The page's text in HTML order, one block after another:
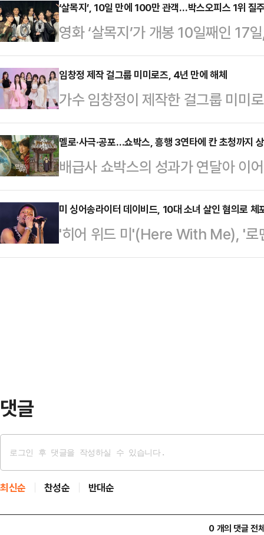
시기는 미정"이라고 말했다.'두 번
보도에 대해서도 "기존 입장과 달
서는 여전히 정해진 바가 없다"고
시그널'이 오는 6월을 비롯해 하절
대는 애플TV+ '파친코'가 채울 예
‘살목지’, 10일 만에 100만 관객…박스오피스 1위 질
영화 ‘살목지’가 개봉 10일째인 17
회 통합전산망에 따르면 ‘살목지’
어서며 손익분기점 달성에 이어 흥
한 영화 ‘변신’ 이후 호러 장르 가
작 ‘프로젝트 헤일메리’보다도 빠
스오피스 1위를 유지하며 안정적
는 손익분기점 돌파를 기념해 귀신
임창정 제작 걸그룹 미미로즈, 4년 만에 해체
가수 임창정이 제작한 걸그룹 미미
난 16일 개인 SNS를 통해 “긴 논
동 종료를 직접 알렸다. 이어 “소속
게 됐다”고 전하며 팬들에게 미안
“지금까지 미미로즈의 여정을 함께
지아 또한 탈퇴 소식을 전하며 팀
창정이 프로듀싱한 걸그룹으로 데
알려지며…
멜로·사극·공포…쇼박스, 흥행 3연타에 칸 초청까지
배급사 쇼박스의 성과가 연달아 이
만들어내며 극장가 침체 국면에서
‘군체’의 칸 영화제 초청까지 더해
개봉한 ‘살목지’는 개봉 7일 째 손
만 1078명을 기록 중이다. 첫 주
미 싱어송라이터 데이비드, 10대 소녀 살인 혐의로 체
'히어 위드 미'(Here With Me), '
Homicide) 등으로 이름을 알린 미
댓글
최신순 찬성순 반대순
0 개의 댓글 전